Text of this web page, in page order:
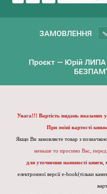
ЗАМОВЛЕННЯ
Проєкт — Юрій
Увага!!! Вартість видань вказаних
При зміні вартості
Якщо Ви замовляєте товар з
меньше то просимо Вас, перед
для уточнення наявності книги
електронної версії e-book(тільки